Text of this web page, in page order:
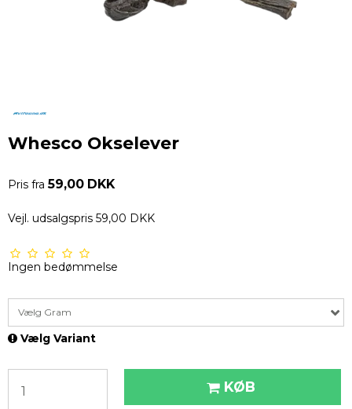
Whesco Okselever
Pris fra 59,00 DKK
Vejl. udsalgspris 59,00 DKK
Ingen bedømmelse
Vælg Gram
Vælg Variant
KØB